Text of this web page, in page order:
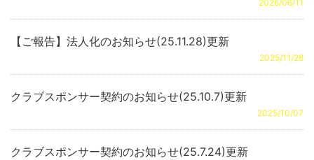
2026/06/11
【ご報告】法人化のお知らせ(25.11.28)更新
2025/11/28
クラブスポンサー契約のお知らせ(25.10.7)更新
2025/10/07
クラブスポンサー契約のお知らせ(25.7.24)更新